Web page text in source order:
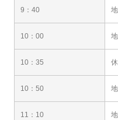
9：40
10：00
10：35
10：50
11：10